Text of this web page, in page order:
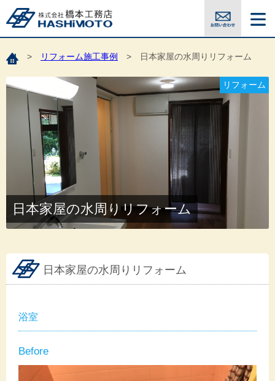
> リフォーム施工事例 > 日本家屋の水周りリフォーム
日本家屋の水周りリフォーム
リフォーム
日本家屋の水周りリフォーム
浴室
Before